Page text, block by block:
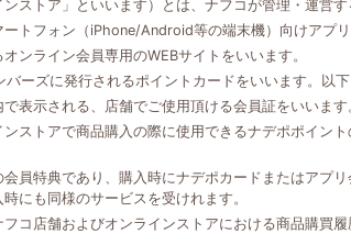
ストア」といいます）とは、ナフコが管理・運営
トフォン（iPhone/Android等の端末機）向けアプリ
ンライン会員専用のWEBサイトをいいます。
ーズに発行されるポイントカードをいいます。以
表示される、店舗でご使用頂ける会員証をいいま
ンストアで商品購入の際に使用できるナデポポイ
員特典であり、購入時にナデポカードまたはアプ
にも同様のサービスを受けれます。
コ店舗およびオンラインストアにおける商品購買